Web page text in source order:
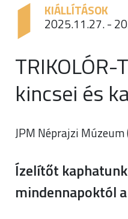
KIÁLLÍTÁSOK
2025.11.27. -
kincsei és
JPM Néprajzi
Ízelítőt
mindennapoktól